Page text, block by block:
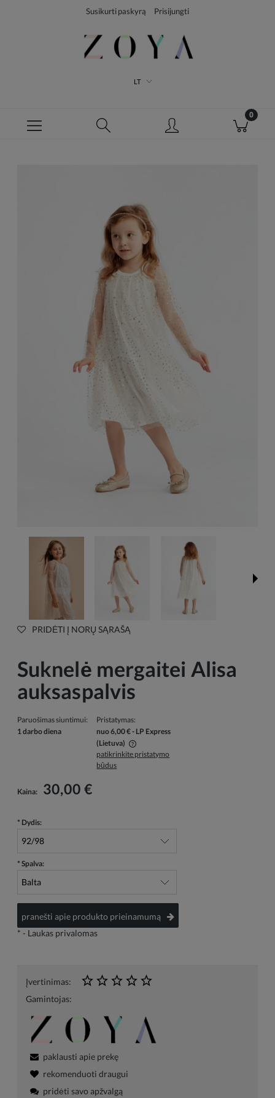
Susikurti paskyrą Prisijungti
LT
PRIDĖTI Į NORŲ SĄRAŠĄ
Suknelė mergaitei Alisa
auksaspalvis
Paruošimas siuntimui:
1 darbo diena
Pristatymas:
nuo 6,00 €- LP Express
(Lietuva)
Į kainą neįskaičiuotos galimos mokėjimo išlaidos
patikrinkite pristatymo
būdus
Kaina: 30,00 €
* Dydis:
* Spalva:
pranešti apie produkto prieinamumą
* - Laukas privalomas
Įvertinimas:
Gamintojas:
paklausti apie prekę
rekomenduoti draugui
pridėti savo apžvalgą